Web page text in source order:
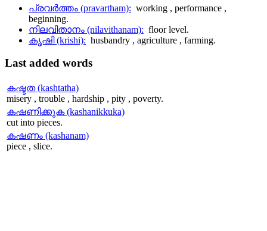
പ്രവര്‍ത്തം (pravartham): working , performance ,
beginning.
നിലവിതാനം (nilavithanam): floor level.
കൃഷി (krishi): husbandry , agriculture , farming.
Lastadded words
കഷ്ടത (kashtatha)
misery , trouble , hardship , pity , poverty.
കഷണിക്കുക (kashanikkuka)
cut into pieces.
കഷണം (kashanam)
piece , slice.